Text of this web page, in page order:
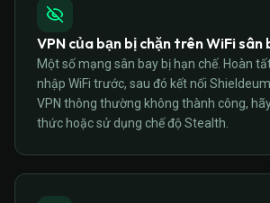
VPN của bạn bị chặn trên WiFi sân
Một số mạng sân bay bị hạn chế. Hoàn
nhập WiFi trước, sau đó kết nối
VPN thông thường không thành công,
thức hoặc sử dụng chế độ Stealth.